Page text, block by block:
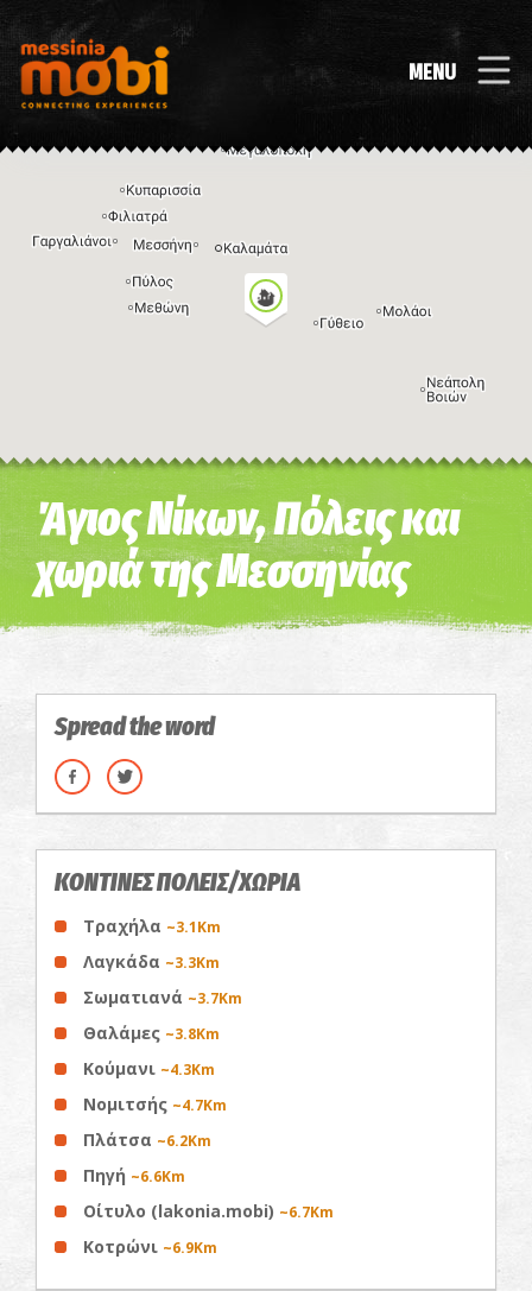
MENU
Η εικόνα ενδέχεται να υπόκειται σε πνευματικά δικαιώματα Όροι
Άγιος Νίκων, Πόλεις και
χωριά της Μεσσηνίας
Spread the word
ΚΟΝΤΙΝΕΣ ΠΟΛΕΙΣ/ΧΩΡΙΑ
Τραχήλα ~3.1Km
Λαγκάδα ~3.3Km
Σωματιανά ~3.7Km
Θαλάμες ~3.8Km
Κούμανι ~4.3Km
Νομιτσής ~4.7Km
Πλάτσα ~6.2Km
Πηγή ~6.6Km
Οίτυλο (lakonia.mobi) ~6.7Km
Κοτρώνι ~6.9Km